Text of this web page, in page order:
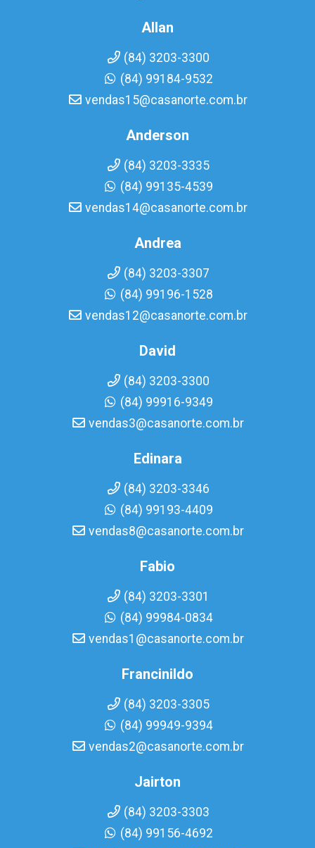
Allan
(84) 3203-3300
(84) 99184-9532
vendas15@casanorte.com.br
Anderson
(84) 3203-3335
(84) 99135-4539
vendas14@casanorte.com.br
Andrea
(84) 3203-3307
(84) 99196-1528
vendas12@casanorte.com.br
David
(84) 3203-3300
(84) 99916-9349
vendas3@casanorte.com.br
Edinara
(84) 3203-3346
(84) 99193-4409
vendas8@casanorte.com.br
Fabio
(84) 3203-3301
(84) 99984-0834
vendas1@casanorte.com.br
Francinildo
(84) 3203-3305
(84) 99949-9394
vendas2@casanorte.com.br
Jairton
(84) 3203-3303
(84) 99156-4692